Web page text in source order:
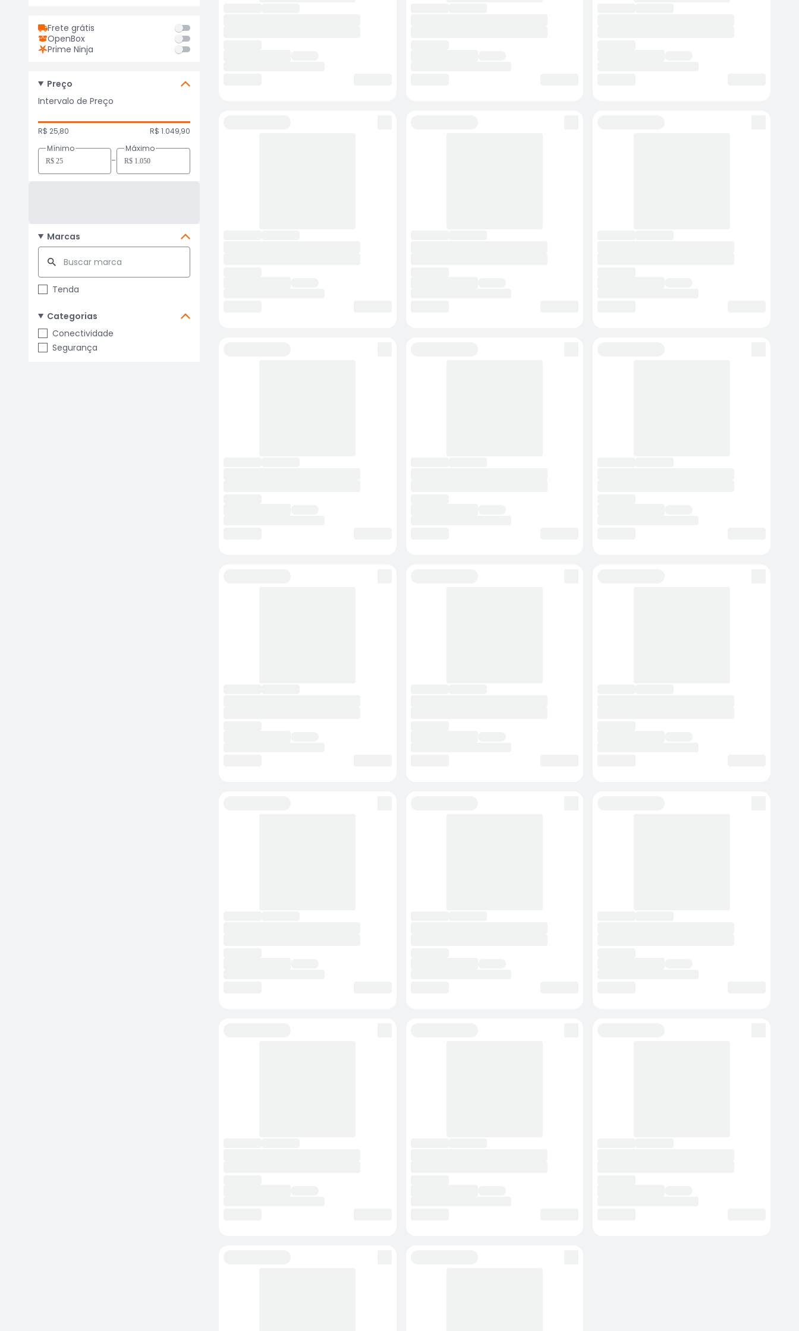
Frete grátis
OpenBox
Prime Ninja
Preço
Intervalo de Preço
R$ 25,80
R$ 1.049,90
Mínimo
-
Máximo
Marcas
Tenda
Categorias
Conectividade
Segurança